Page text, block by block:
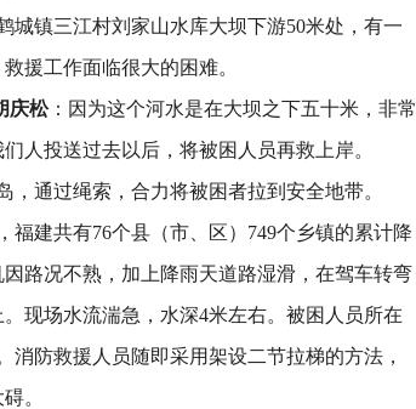
城镇三江村刘家山水库大坝下游50米处，有一
援工作面临很大的困难。
庆松：因为这个河水是在大坝之下五十米，非常
人投送过去以后，将被困人员再救上岸。
通过绳索，合力将被困者拉到安全地带。
福建共有76个县（市、区）749个乡镇的累计降
路况不熟，加上降雨天道路湿滑，在驾车转弯
现场水流湍急，水深4米左右。被困人员所在
防救援人员随即采用架设二节拉梯的方法，
。